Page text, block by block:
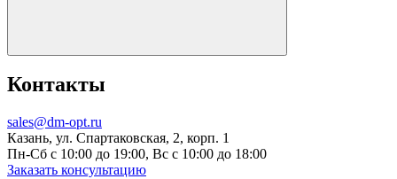
Контакты
sales@dm-opt.ru
Казань, ул. Спартаковская, 2, корп. 1
Пн-Сб с 10:00 до 19:00, Вс с 10:00 до 18:00
Заказать консультацию